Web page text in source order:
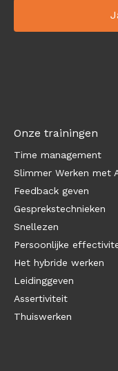
Onze trainingen
Time management
Slimmer Werken met
Feedback geven
Gesprekstechnieken
Snellezen
Persoonlijke
Het hybride werken
Leidinggeven
Assertiviteit
Thuiswerken